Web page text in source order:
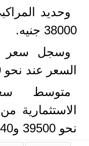
وحديد
38000 جنيه.
وسجل سعر
السعر عند نحو 38000 جنيه للطن.
متوسط
الاستثمارية
نحو 39500 و40 ألف جنيه للطن.